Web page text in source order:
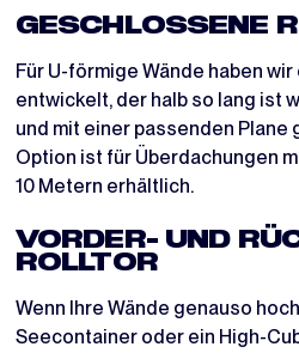
GESCHLOSSENE
Für U-förmige Wände haben
entwickelt, der halb so lang ist
und mit einer passenden Plane
Option ist für Überdachungen
10 Metern erhältlich.
VORDER- UND
ROLLTOR
Wenn Ihre Wände genauso
Seecontainer oder ein High-